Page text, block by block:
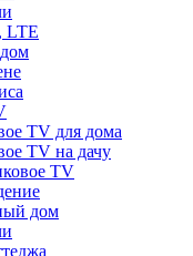
LTE
TV для дома
TV на дачу
TV
дом